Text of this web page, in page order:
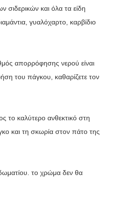
σιδερικών και όλα τα είδη
γυαλόχαρτο, καρβίδιο
απορρόφησης νερού είναι
του πάγκου, καθαρίζετε τον
το καλύτερο ανθεκτικό στη
και τη σκωρία στον πάτο της
το χρώμα δεν θα